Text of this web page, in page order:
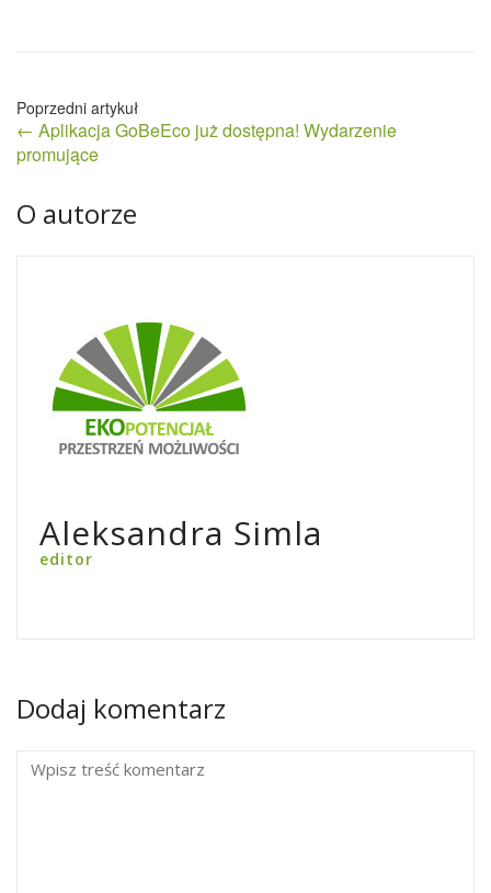
Nawigacja
wpisu
← Aplikacja GoBeEco już dostępna! Wydarzenie
promujące
O autorze
Aleksandra Simla
editor
Dodaj komentarz